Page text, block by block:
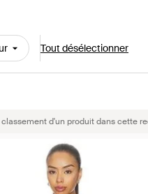
Tout désélectionner
d'un produit dans cette